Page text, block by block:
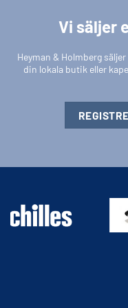
Vi säljer
Heyman & Holmberg
din lokala butik eller